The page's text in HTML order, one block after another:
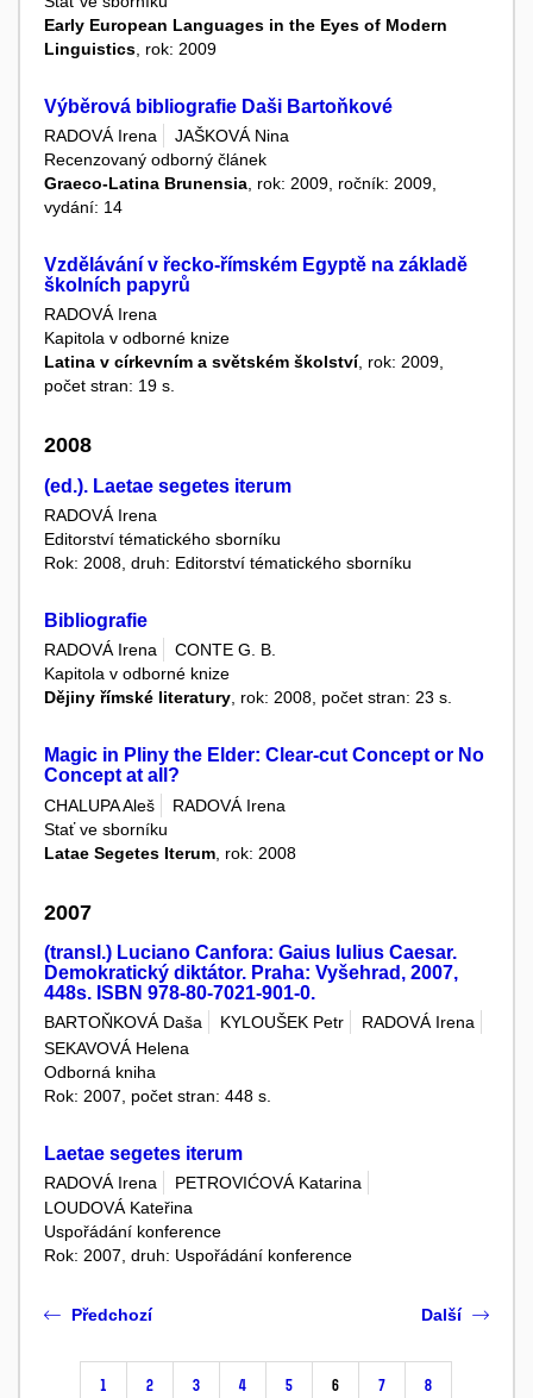
Early European Languages in the Eyes of Modern
Linguistics , rok: 2009
Výběrová bibliografie Daši Bartoňkové
RADOVÁ Irena
JAŠKOVÁ Nina
Recenzovaný odborný článek
Graeco-Latina Brunensia , rok: 2009, ročník: 2009,
vydání: 14
Vzdělávání v řecko-římském Egyptě na základě
školních papyrů
RADOVÁ Irena
Kapitola v odborné knize
Latina v církevním a světském školství, rok: 2009,
počet stran: 19 s.
2008
(ed.). Laetae segetes iterum
RADOVÁ Irena
Editorství tématického sborníku
Rok: 2008, druh: Editorství tématického sborníku
Bibliografie
RADOVÁ Irena
CONTE G. B.
Kapitola v odborné knize
Dějiny římské literatury, rok: 2008, počet stran: 23 s.
Magic in Pliny the Elder: Clear-cut Concept or No
Concept at all?
CHALUPA Aleš
RADOVÁ Irena
Stať ve sborníku
Latae Segetes Iterum , rok: 2008
2007
(transl.) Luciano Canfora: Gaius Iulius Caesar.
Demokratický diktátor. Praha: Vyšehrad, 2007,
448s. ISBN 978-80-7021-901-0.
BARTOŇKOVÁ Daša KYLOUŠEK Petr
RADOVÁ Irena
SEKAVOVÁ Helena
Odborná kniha
Rok: 2007, počet stran: 448 s.
Laetae segetes iterum
RADOVÁ Irena
PETROVIĆOVÁ Katarina
LOUDOVÁ Kateřina
Uspořádání konference
Rok: 2007, druh: Uspořádání konference
Předchozí
1 2 3 4 5 6 7 8
Další